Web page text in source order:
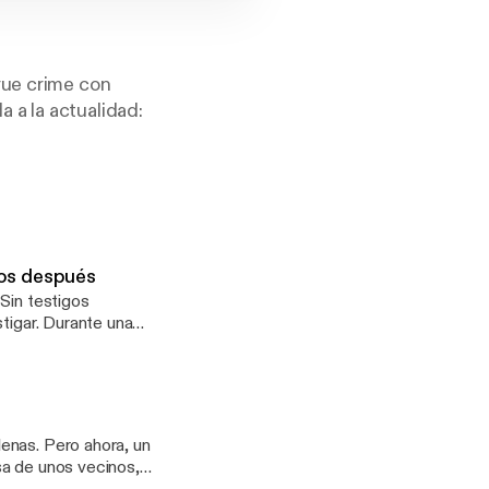
crime con
a la actualidad:
aquellos más
psicólogos
el fin de
después
testigos
una
genético, los
de la crónica
crimen que
Pero ahora, un
de unos vecinos,